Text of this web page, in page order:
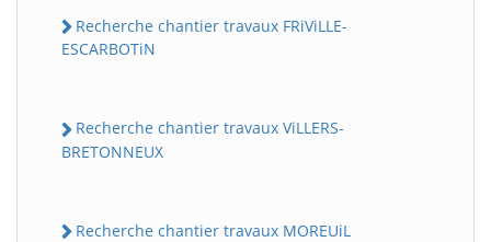
Recherche chantier travaux FRiViLLE-
ESCARBOTiN
Recherche chantier travaux ViLLERS-
BRETONNEUX
Recherche chantier travaux MOREUiL